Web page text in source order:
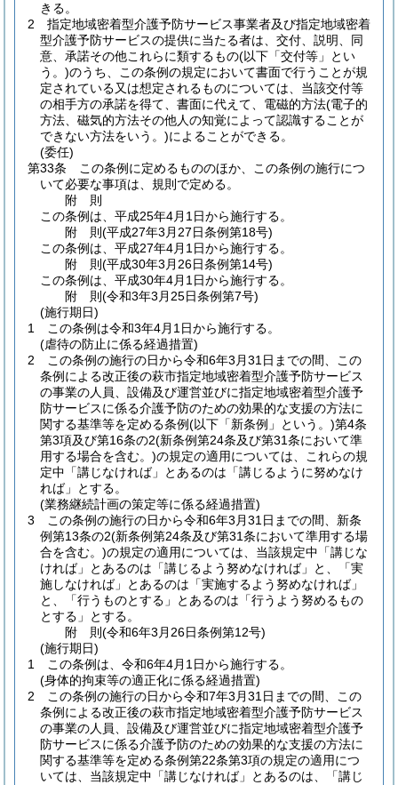
きる。
2
指定地域密着型介護予防サービス事業者及び指定地域密着
型介護予防サービスの提供に当たる者は、交付、説明、同
意、承諾その他これらに類するもの(以下「交付等」とい
う。)のうち、この条例の規定において書面で行うことが規
定されている又は想定されるものについては、当該交付等
の相手方の承諾を得て、書面に代えて、電磁的方法(電子的
方法、磁気的方法その他人の知覚によって認識することが
できない方法をいう。)によることができる。
(委任)
第33条
この条例に定めるもののほか、この条例の施行につ
いて必要な事項は、規則で定める。
附 則
この条例は、平成25年4月1日から施行する。
附 則(平成27年3月27日条例第18号)
この条例は、平成27年4月1日から施行する。
附 則(平成30年3月26日条例第14号)
この条例は、平成30年4月1日から施行する。
附 則(令和3年3月25日条例第7号)
(施行期日)
1
この条例は令和3年4月1日から施行する。
(虐待の防止に係る経過措置)
2
この条例の施行の日から令和6年3月31日までの間、この
条例による改正後の萩市指定地域密着型介護予防サービス
の事業の人員、設備及び運営並びに指定地域密着型介護予
防サービスに係る介護予防のための効果的な支援の方法に
関する基準等を定める条例(以下「新条例」という。)第4条
第3項及び第16条の2(新条例第24条及び第31条において準
用する場合を含む。)の規定の適用については、これらの規
定中「講じなければ」とあるのは「講じるように努めなけ
れば」とする。
(業務継続計画の策定等に係る経過措置)
3
この条例の施行の日から令和6年3月31日までの間、新条
例第13条の2(新条例第24条及び第31条において準用する場
合を含む。)の規定の適用については、当該規定中「講じな
ければ」とあるのは「講じるよう努めなければ」と、「実
施しなければ」とあるのは「実施するよう努めなければ」
と、「行うものとする」とあるのは「行うよう努めるもの
とする」とする。
附 則(令和6年3月26日条例第12号)
(施行期日)
1
この条例は、令和6年4月1日から施行する。
(身体的拘束等の適正化に係る経過措置)
2
この条例の施行の日から令和7年3月31日までの間、この
条例による改正後の萩市指定地域密着型介護予防サービス
の事業の人員、設備及び運営並びに指定地域密着型介護予
防サービスに係る介護予防のための効果的な支援の方法に
関する基準等を定める条例第22条第3項の規定の適用につ
いては、当該規定中「講じなければ」とあるのは、「講じ